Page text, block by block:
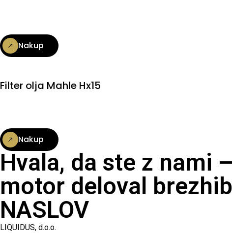
Nakup
Filter olja Mahle Hx15
Nakup
Hvala, da ste z nami
motor deloval
NASLOV
LIQUIDUS, d.o.o.